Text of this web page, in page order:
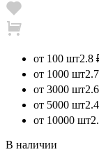
от 100 шт2.8
от 1000 шт
от 3000 шт
от 5000 шт
от 10000 шт
В наличии